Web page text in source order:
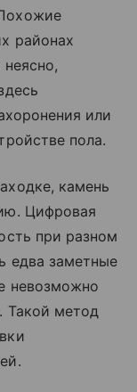
районах
или
пола.
камень
Цифровая
при разном
едва заметные
невозможно
Такой метод